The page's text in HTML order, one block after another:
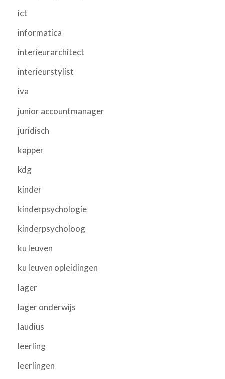
ict
informatica
interieurarchitect
interieurstylist
iva
junior accountmanager
juridisch
kapper
kdg
kinder
kinderpsychologie
kinderpsycholoog
ku leuven
ku leuven opleidingen
lager
lager onderwijs
laudius
leerling
leerlingen